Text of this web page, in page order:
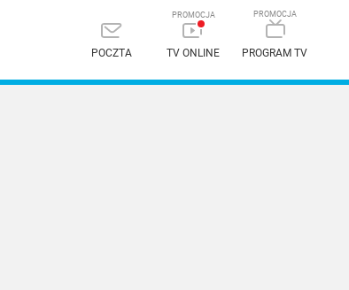
POCZTA TV ONLINE PROGRAM TV